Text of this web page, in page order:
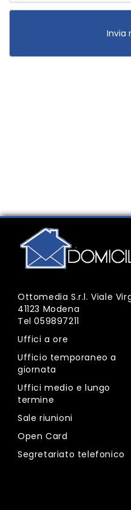
Ottomedia S.r.l. Viale
41123 Modena
Tel059897211
Uffici a ore
Ufficio temporaneo a
giornata
Uffici medio e lungo
termine
Sale riunioni
Open Card
Segretariato telefonico